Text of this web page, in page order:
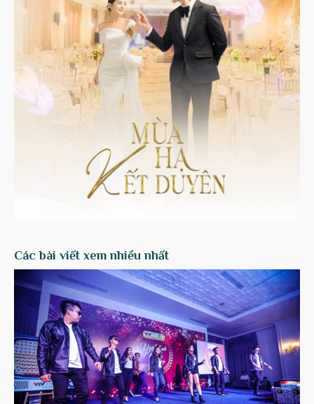
Các bài viết xem nhiều nhất